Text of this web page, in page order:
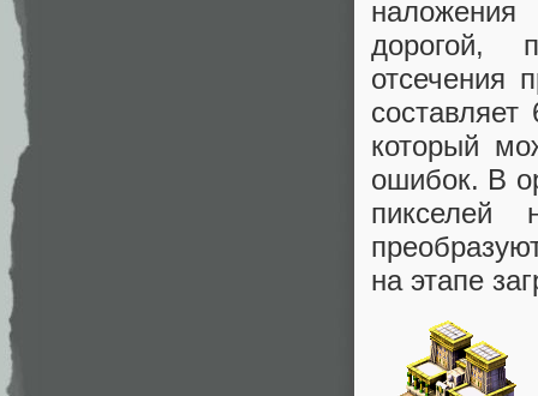
наложения
дорогой,
отсечения
который
ошибок. В
пикселей
на этапе